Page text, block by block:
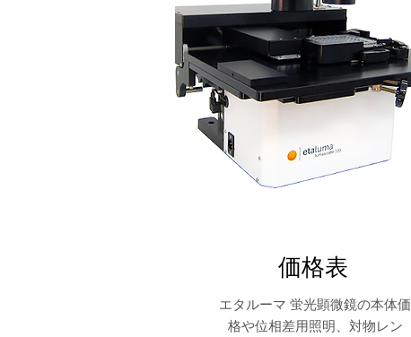
価格表
エタルーマ 蛍光顕微鏡の本体価
格や位相差用照明、対物レン